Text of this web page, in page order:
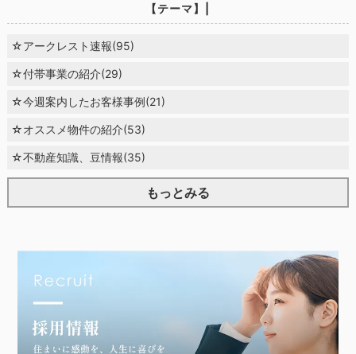
【テーマ】|
☆アークレスト速報(95)
☆付帯事業の紹介(29)
☆今週案内したお客様事例(21)
☆オススメ物件の紹介(53)
☆不動産知識、豆情報(35)
もっとみる